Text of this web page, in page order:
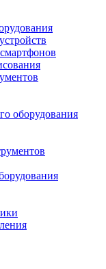
оборудования